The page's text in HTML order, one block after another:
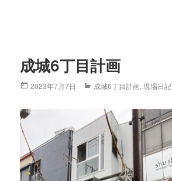
成城6丁目計画
Posted
2023年7月7日 Categories
成城6丁目計画,現場日記